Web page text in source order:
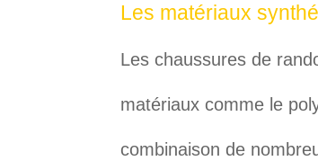
Les matériaux
Les chaussures de
matériaux comme le
combinaison de